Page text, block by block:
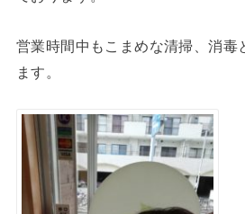
営業時間中もこまめな清掃、消毒
ます。